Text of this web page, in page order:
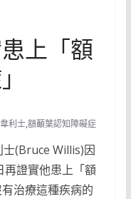
上「額
利士,額顳葉認知障礙症
(Bruce Willis)因
再證實他患上「額
治療這種疾病的